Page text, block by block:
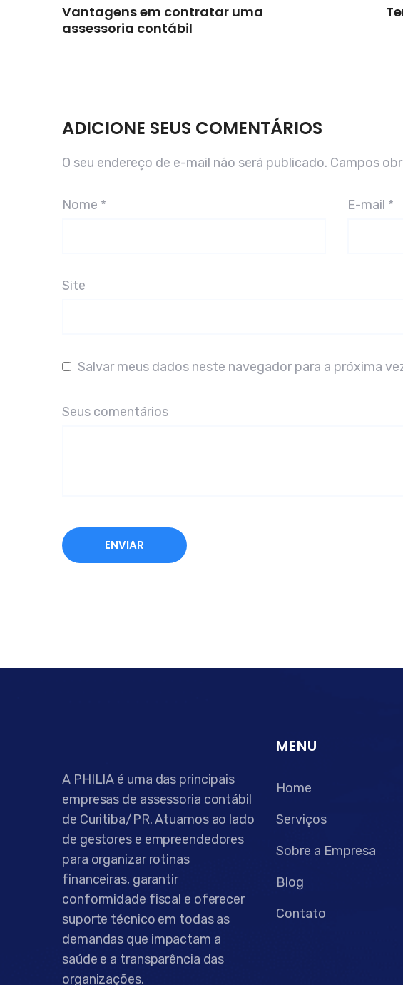
Vantagens em contratar uma
assessoria contábil
ADICIONE SEUS COMENTÁRIOS
O seu endereço de e-mail não será publicado. Campos
Nome * E-mail *
Site
Salvar meus dados neste navegador para a próxima
Seus comentários
A PHILIA é uma das principais
empresas de assessoria contábil
de Curitiba/PR. Atuamos ao lado
de gestores e empreendedores
para organizar rotinas
financeiras, garantir
conformidade fiscal e oferecer
suporte técnico em todas as
demandas que impactam a
saúde e a transparência das
organizações.
MENU
Home
Serviços
Sobre a Empresa
Blog
Contato